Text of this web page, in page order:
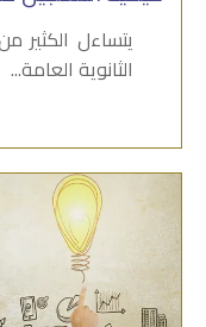
يتساءل الكثير
الثانوية العامة...